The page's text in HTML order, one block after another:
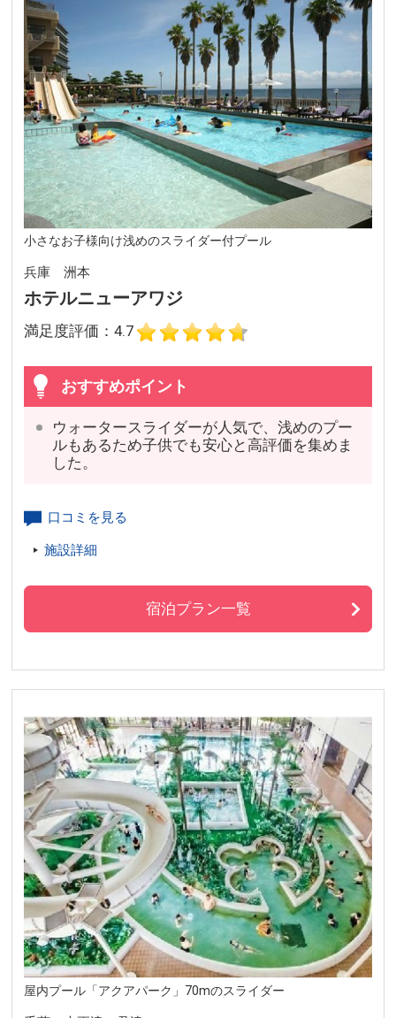
小さなお子様向け浅めのスライダー付プール
兵庫 洲本
ホテルニューアワジ
満足度評価：4.7
おすすめポイント
ウォータースライダーが人気で、浅めのプー
ルもあるため子供でも安心と高評価を集めま
した。
口コミを見る
施設詳細
宿泊プラン一覧
屋内プール「アクアパーク」70mのスライダー